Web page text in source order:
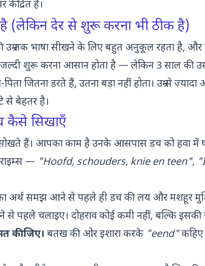
है।
(लेकिन देर से शुरू करना भी ठीक है)
उम्र तक भाषा सीखने के लिए बहुत अनुकूल रहता है, और
शुरू करना आसान होता है — लेकिन 3 साल की
जितना डरते हैं, उतना बड़ा नहीं होता। उम्र से
से बेहतर है।
कैसे सिखाएँ
सोखते हैं। आपका काम है उनके आसपास डच को हवा में
— "Hoofd, schouders, knie en teen",
अर्थ समझ आने से पहले ही डच की लय और मशहूर
से पहले चलाइए। दोहराव कोई कमी नहीं, बल्कि इसकी
कीजिए। बतख की ओर इशारा करके "eend"